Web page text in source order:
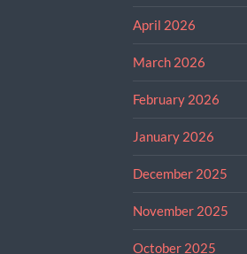
April 2026
March 2026
February 2026
January 2026
December 2025
November 2025
October 2025